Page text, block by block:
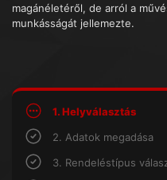
magánéletéről, de arról a
munkásságát jellemezte.
1. Helyválasztás
2. Adatok megadása
3. Rendeléstípus